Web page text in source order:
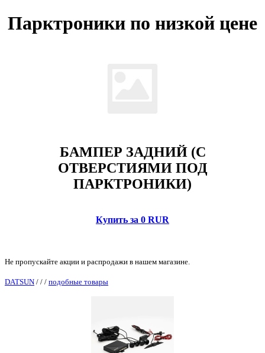
Парктроники по низкой цене
БАМПЕР ЗАДНИЙ (С
ОТВЕРСТИЯМИ ПОД
ПАРКТРОНИКИ)
Купить за 0 RUR
Не пропускайте акции и распродажи в нашем магазине.
DATSUN / / / подобные товары